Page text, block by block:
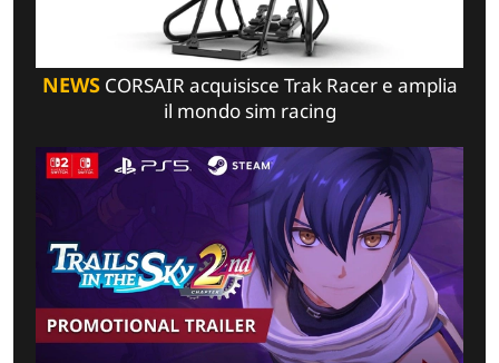
NEWSCORSAIR acquisisce Trak Racer e amplia
il mondo sim racing